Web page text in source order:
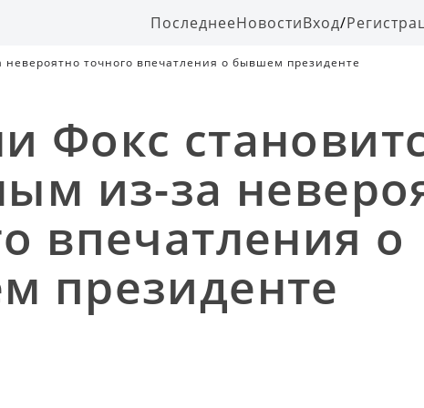
ПоследнееНовостиВход/
точного впечатления о бывшем президенте
Фокс
из-за
впечатления о
президенте